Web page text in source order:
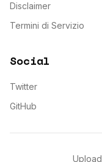
Disclaimer
Termini di Servizio
Social
Twitter
GitHub